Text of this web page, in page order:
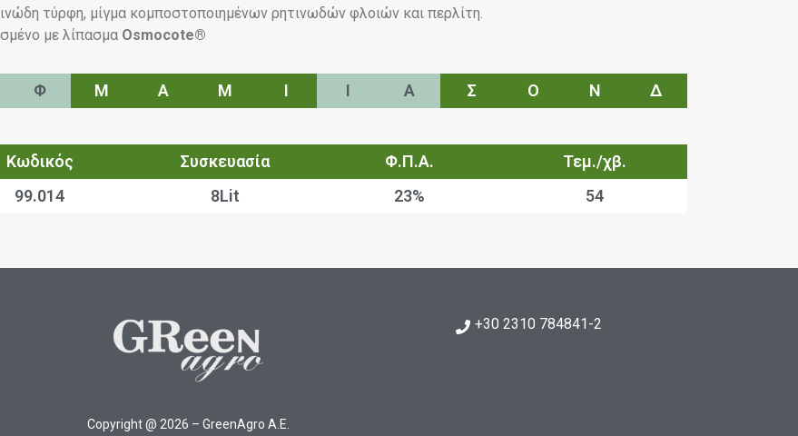
ινώδη τύρφη, μίγμα κομποστοποιημένων ρητινωδών φλοιών και περλίτη.
με λίπασμα Osmocote®
Φ Μ Α Μ Ι Ι Α Σ Ο Ν Δ
Κωδικός Συσκευασία Φ.Π.Α.
Τεμ./χβ.
99.014
8Lit 23% 54
+30 2310 784841-2
Copyright @ 2026 – GreenAgro A.E.